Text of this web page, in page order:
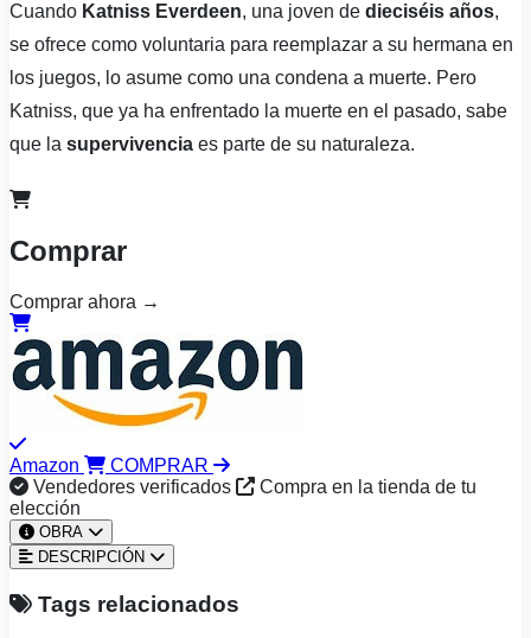
Cuando Katniss Everdeen, una joven de dieciséis años,
se ofrece como voluntaria para reemplazar a su hermana en
los juegos, lo asume como una condena a muerte. Pero
Katniss, que ya ha enfrentado la muerte en el pasado, sabe
que la supervivencia es parte de su naturaleza.
Comprar
Comprar ahora →
Amazon
COMPRAR
Vendedores verificados
Compra en la tienda de tu
elección
OBRA
DESCRIPCIÓN
Tags relacionados